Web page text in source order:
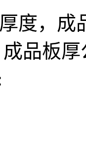
度，成
品板